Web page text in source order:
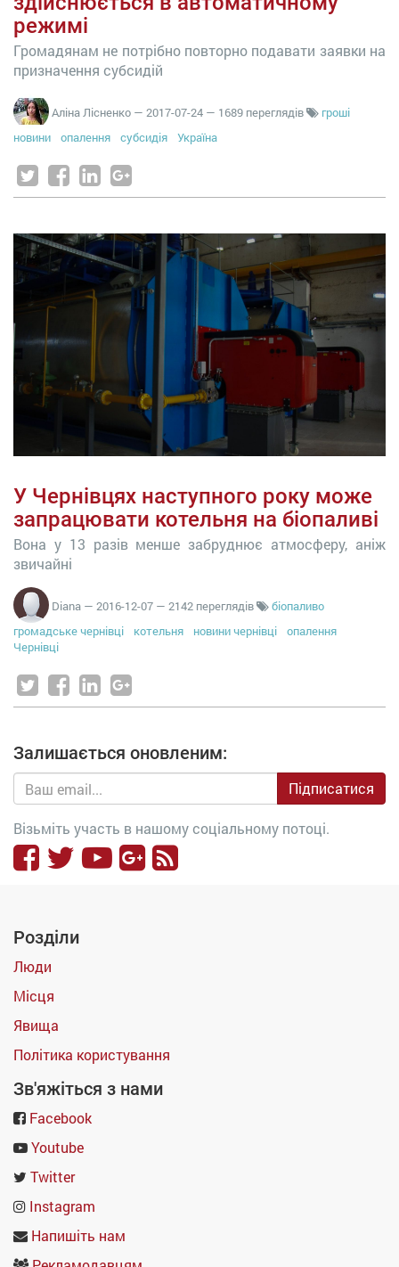
режимі
Громадянам не потрібно повторно подавати заявки на
призначення субсидій
Аліна Лісненко — 2017-07-24 — 1689 переглядів
гроші
новини
опалення субсидія Україна
У Чернівцях наступного року може
запрацювати котельня на біопаливі
Вона у 13 разів менше забруднює атмосферу, аніж
звичайні
Diana — 2016-12-07 — 2142 переглядів
біопаливо
громадське чернівці
котельня новини чернівці
опалення
Чернівці
Залишається оновленим:
Підписатися
Візьміть участь в нашому соціальному потоці.
Розділи
Люди
Місця
Явища
Політика користування
Зв'яжіться з нами
Facebook
Youtube
Twitter
Instagram
Напишіть нам